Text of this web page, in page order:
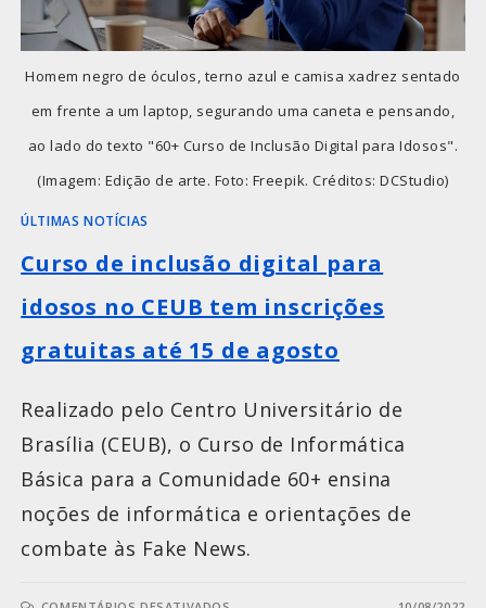
Homem negro de óculos, terno azul e camisa xadrez sentado
em frente a um laptop, segurando uma caneta e pensando,
ao lado do texto "60+ Curso de Inclusão Digital para Idosos".
(Imagem: Edição de arte. Foto: Freepik. Créditos: DCStudio)
ÚLTIMAS NOTÍCIAS
Curso de inclusão digital para
idosos no CEUB tem inscrições
gratuitas até 15 de agosto
Realizado pelo Centro Universitário de
Brasília (CEUB), o Curso de Informática
Básica para a Comunidade 60+ ensina
noções de informática e orientações de
combate às Fake News.